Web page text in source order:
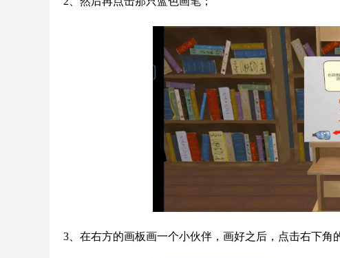
3、在右方的画板画一个小伙伴，画好之后，点击右下角